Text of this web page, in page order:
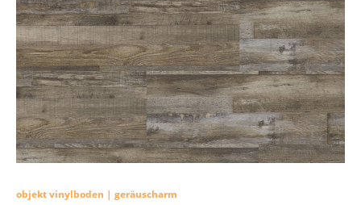
objekt vinylboden | geräuscharm